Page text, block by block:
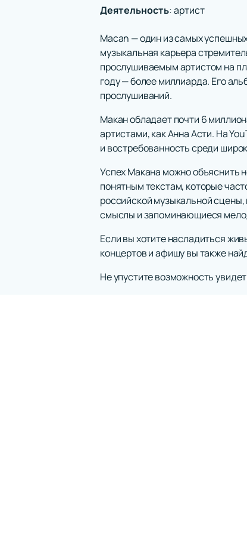
Деятельность:артист
Macan — один из самых
музыкальная карьера
прослушиваемым артистом на
году — более миллиарда. Его
прослушиваний.
Макан обладает почти 6
артистами, как Анна Асти. На
и востребованность среди
Успех Макана можно объяснить
понятным текстам, которые
российской музыкальной сцены,
смыслы и запоминающиеся
Если вы хотите насладиться
концертов и афишу вы также
Не упустите возможность